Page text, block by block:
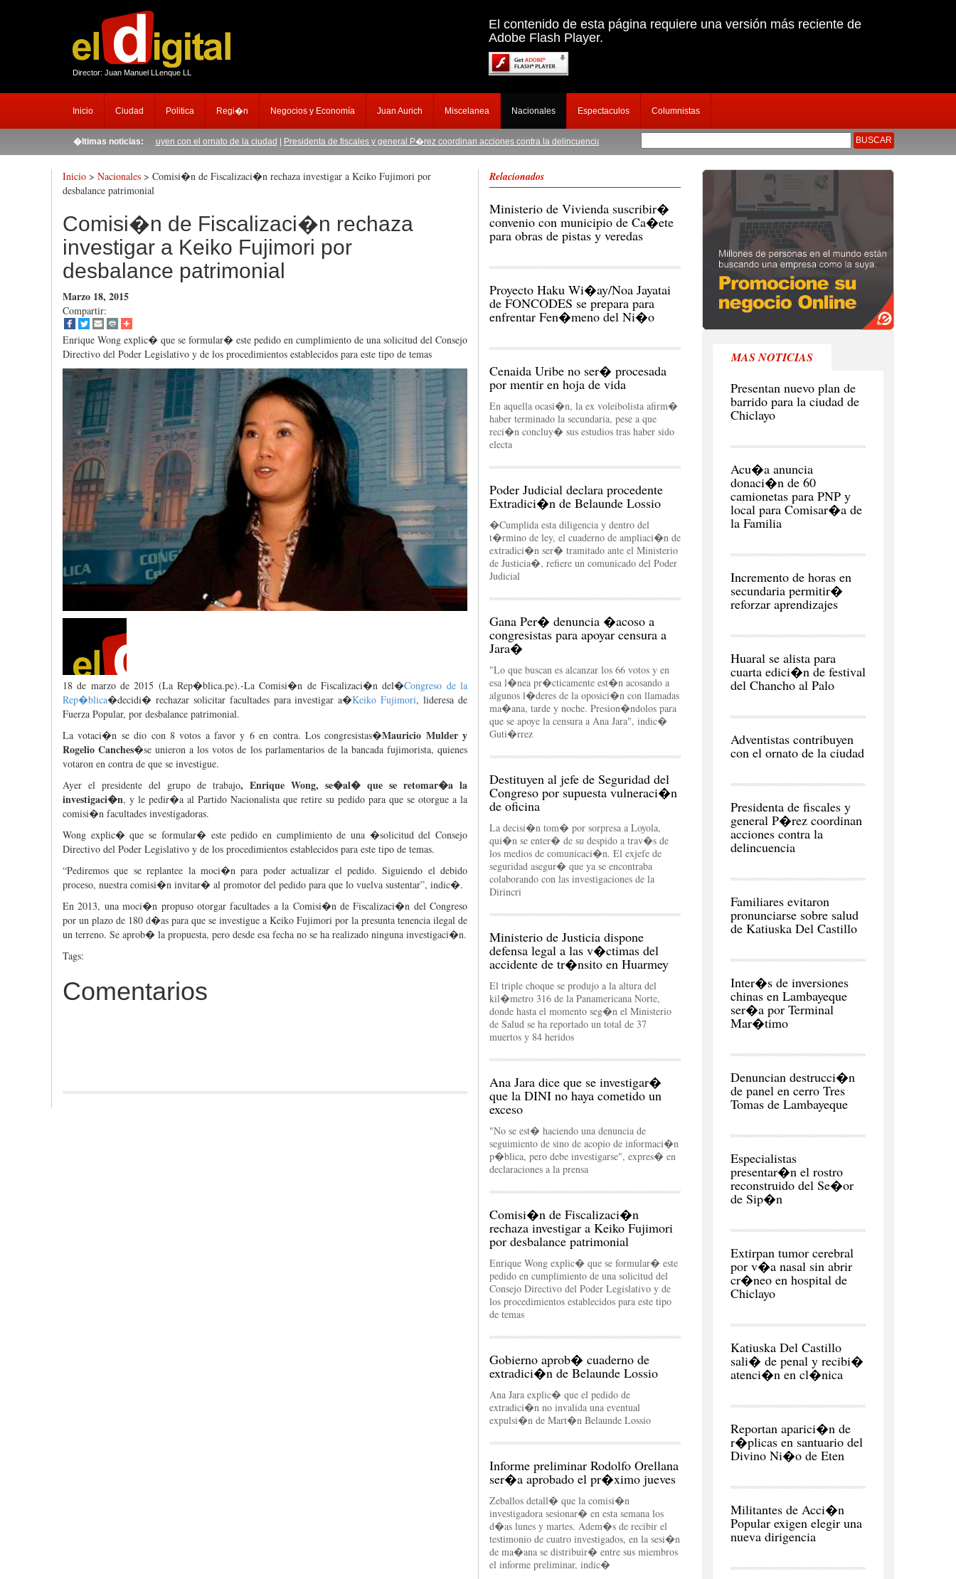
Director: Juan Manuel LLenque LL
El contenido de esta página requiere una versión más reciente de
Adobe Flash Player.
Inicio Ciudad Politica Regi�n Negocios y Economía Juan Aurich Miscelanea Nacionales Espectaculos Columnistas
�ltimas noticias:
Adventistas contribuyen con el ornato de la ciudad |Presidenta de fiscales y general P�rez coordinan acciones contra la delincuencia|Familiares evitaron pronunciarse sobre salud de Katiuska Del Castillo Inter�s de inversiones
Inicio > Nacionales > Comisi�n de Fiscalizaci�n rechaza investigar a Keiko Fujimori por
desbalance patrimonial
Comisi�n de Fiscalizaci�n rechaza
investigar a Keiko Fujimori por
desbalance patrimonial
Marzo 18, 2015
Compartir:
Enrique Wong explic� que se formular� este pedido en cumplimiento de una solicitud del Consejo
Directivo del Poder Legislativo y de los procedimientos establecidos para este tipo de temas
18 de marzode 2015 (La Rep�blica.pe).-LaComisi�n deFiscalizaci�n del�Congreso de la
Rep�blica�decidi� rechazar solicitar facultades para investigar a�Keiko Fujimori,lideresa de
Fuerza Popular, por desbalance patrimonial.
Lavotaci�n sedio con 8votos a favor y 6 en contra. Loscongresistas�Mauricio Muldery
Rogelio Canches�seunieron a losvotos de los parlamentariosde la bancada fujimorista,quienes
votaron en contra de que se investigue.
Ayer el presidente del grupo de trabajo, Enrique Wong, se�al� que se retomar�a la
investigaci�n, y le pedir�a al Partido Nacionalista que retire su pedido para que se otorgue a la
comisi�n facultades investigadoras.
Wong explic� que se formular� este pedido en cumplimientode una�solicituddelConsejo
Directivo del Poder Legislativo y de los procedimientos establecidos para este tipo de temas.
“Pediremos que sereplantee la moci�n para poder actualizar el pedido.Siguiendo eldebido
proceso, nuestra comisi�n invitar� al promotor del pedido para que lo vuelva sustentar”, indic�.
En 2013, una moci�n propuso otorgar facultades a la Comisi�ndeFiscalizaci�n del Congreso
por un plazo de 180 d�as para que se investigue a Keiko Fujimori por la presunta tenencia ilegal de
un terreno. Se aprob� la propuesta, pero desde esa fecha no se ha realizado ninguna investigaci�n.
Tags:
Comentarios
Relacionados
Ministerio de Vivienda suscribir�
convenio con municipio de Ca�ete
para obras de pistas y veredas
Proyecto Haku Wi�ay/Noa Jayatai
de FONCODES se prepara para
enfrentar Fen�meno del Ni�o
Cenaida Uribe no ser� procesada
por mentir en hoja de vida
En aquella ocasi�n, la ex voleibolista afirm�
haber terminado la secundaria, pese a que
reci�n concluy� sus estudios tras haber sido
electa
Poder Judicial declara procedente
Extradici�n de Belaunde Lossio
�Cumplida esta diligencia y dentro del
t�rmino de ley, el cuaderno de ampliaci�n de
extradici�n ser� tramitado ante el Ministerio
de Justicia�, refiere un comunicado del Poder
Judicial
Gana Per� denuncia �acoso a
congresistas para apoyar censura a
Jara�
"Lo que buscan es alcanzar los 66 votos y en
esa l�nea pr�cticamente est�n acosando a
algunos l�deres de la oposici�n con llamadas
ma�ana, tarde y noche. Presion�ndolos para
que se apoye la censura a Ana Jara", indic�
Guti�rrez
Destituyen al jefe de Seguridad del
Congreso por supuesta vulneraci�n
de oficina
La decisi�n tom� por sorpresa a Loyola,
qui�n se enter� de su despido a trav�s de
los medios de comunicaci�n. El exjefe de
seguridad asegur� que ya se encontraba
colaborando con las investigaciones de la
Dirincri
Ministerio de Justicia dispone
defensa legal a las v�ctimas del
accidente de tr�nsito en Huarmey
El triple choque se produjo a la altura del
kil�metro 316 de la Panamericana Norte,
donde hasta el momento seg�n el Ministerio
de Salud se ha reportado un total de 37
muertos y 84 heridos
Ana Jara dice que se investigar�
que la DINI no haya cometido un
exceso
"No se est� haciendo una denuncia de
seguimiento de sino de acopio de informaci�n
p�blica, pero debe investigarse", expres� en
declaraciones a la prensa
Comisi�n de Fiscalizaci�n
rechaza investigar a Keiko Fujimori
por desbalance patrimonial
Enrique Wong explic� que se formular� este
pedido en cumplimiento de una solicitud del
Consejo Directivo del Poder Legislativo y de
los procedimientos establecidos para este tipo
de temas
Gobierno aprob� cuaderno de
extradici�n de Belaunde Lossio
Ana Jara explic� que el pedido de
extradici�n no invalida una eventual
expulsi�n de Mart�n Belaunde Lossio
Informe preliminar Rodolfo Orellana
ser�a aprobado el pr�ximo jueves
Zeballos detall� que la comisi�n
investigadora sesionar� en esta semana los
d�as lunes y martes. Adem�s de recibir el
testimonio de cuatro investigados, en la sesi�n
de ma�ana se distribuir� entre sus miembros
el informe preliminar, indic�
MAS NOTICIAS
Presentan nuevo plan de
barrido para la ciudad de
Chiclayo
Acu�a anuncia
donaci�n de 60
camionetas para PNP y
local para Comisar�a de
la Familia
Incremento de horas en
secundaria permitir�
reforzar aprendizajes
Huaral se alista para
cuarta edici�n de festival
del Chancho al Palo
Adventistas contribuyen
con el ornato de la ciudad
Presidenta de fiscales y
general P�rez coordinan
acciones contra la
delincuencia
Familiares evitaron
pronunciarse sobre salud
de Katiuska Del Castillo
Inter�s de inversiones
chinas en Lambayeque
ser�a por Terminal
Mar�timo
Denuncian destrucci�n
de panel en cerro Tres
Tomas de Lambayeque
Especialistas
presentar�n el rostro
reconstruido del Se�or
de Sip�n
Extirpan tumor cerebral
por v�a nasal sin abrir
cr�neo en hospital de
Chiclayo
Katiuska Del Castillo
sali� de penal y recibi�
atenci�n en cl�nica
Reportan aparici�n de
r�plicas en santuario del
Divino Ni�o de Eten
Militantes de Acci�n
Popular exigen elegir una
nueva dirigencia